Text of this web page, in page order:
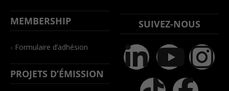
MEMBERSHIP
- Formulaire d’adhésion
PROJETS D’ÉMISSION
SUIVEZ-NOUS